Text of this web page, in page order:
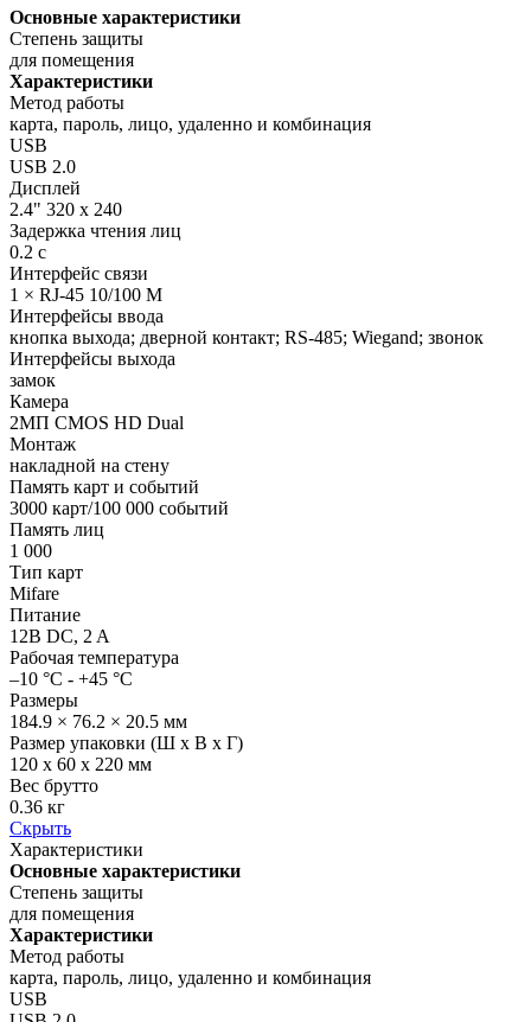
Основные характеристики
Степень защиты
для помещения
Характеристики
Метод работы
карта, пароль, лицо, удаленно и комбинация
USB
USB 2.0
Дисплей
2.4" 320 х 240
Задержка чтения лиц
0.2 с
Интерфейс связи
1 × RJ-45 10/100 M
Интерфейсы ввода
кнопка выхода; дверной контакт; RS-485; Wiegand; звонок
Интерфейсы выхода
замок
Камера
2МП CMOS HD Dual
Монтаж
накладной на стену
Память карт и событий
3000 карт/100 000 событий
Память лиц
1 000
Тип карт
Mifare
Питание
12В DC, 2 A
Рабочая температура
–10 °C - +45 °C
Размеры
184.9 × 76.2 × 20.5 мм
Размер упаковки (Ш х В х Г)
120 x 60 x 220 мм
Вес брутто
0.36 кг
Скрыть
Характеристики
Основные характеристики
Степень защиты
для помещения
Характеристики
Метод работы
карта, пароль, лицо, удаленно и комбинация
USB